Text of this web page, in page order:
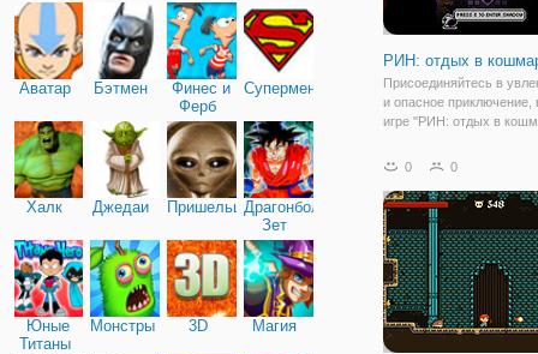
Аватар Бэтмен
Финес и
Ферб
Супермен
Халк Джедаи ПришельцыДрагонболл
Зет
Юные
Титаны
Монстры 3D Магия
РИН: отдых в
Присоединяйтесь в
и опасное приключение,
игре "РИН: отдых в
стратегии, в пиксельной
главному персонажу
все
0 0